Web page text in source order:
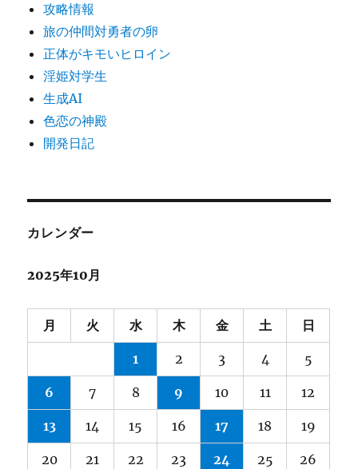
攻略情報
旅の仲間対勇者の卵
正体がキモいヒロイン
淫姫対学生
生成AI
色恋の神殿
開発日記
カレンダー
2025年10月
月 火 水 木 金 土 日
1 2 3 4 5
6 7 8 9 10 11 12
13 14 15 16 17 18 19
20 21 22 23 24 25 26